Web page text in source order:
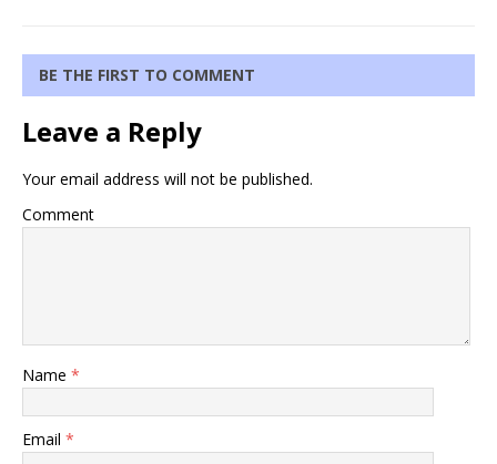
BE THE FIRST TO COMMENT
Leave a Reply
Your email address will not be published.
Comment
Name *
Email *